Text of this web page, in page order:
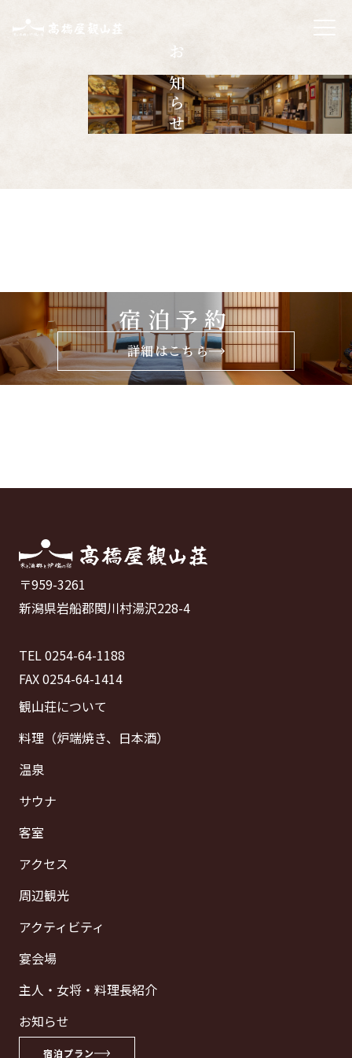
お知らせ
宿泊予約
詳細はこちら
〒959-3261
新潟県岩船郡関川村湯沢228-4
TEL 0254-64-1188
FAX 0254-64-1414
観山荘について
料理（炉端焼き、日本酒）
温泉
サウナ
客室
アクセス
周辺観光
アクティビティ
宴会場
主人・女将・料理長紹介
お知らせ
宿泊プラン